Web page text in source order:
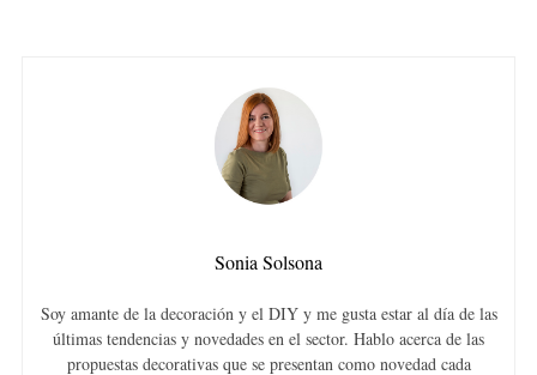
Sonia Solsona
Soy amante de la decoración y el DIY y me gusta estar al día de las
últimas tendencias y novedades en el sector. Hablo acerca de las
propuestas decorativas que se presentan como novedad cada